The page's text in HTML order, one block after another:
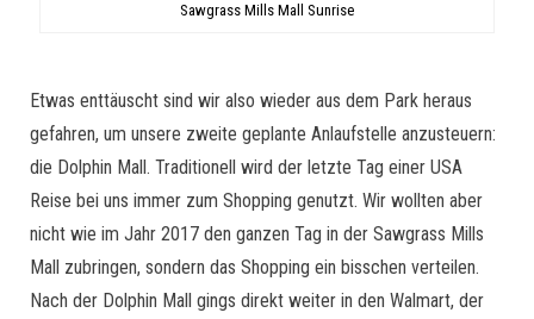
Sawgrass Mills Mall Sunrise
Etwas enttäuscht sind wir also wieder aus dem Park heraus
gefahren, um unsere zweite geplante Anlaufstelle anzusteuern:
die Dolphin Mall. Traditionell wird der letzte Tag einer USA
Reise bei uns immer zum Shopping genutzt. Wir wollten aber
nicht wie im Jahr 2017 den ganzen Tag in der Sawgrass Mills
Mall zubringen, sondern das Shopping ein bisschen verteilen.
Nach der Dolphin Mall gings direkt weiter in den Walmart, der